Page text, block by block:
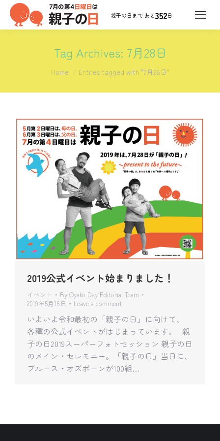
352日
Tag Archives: 7月28日
You are here:
Home Entries tagged with "7月28日"
2019公式イベント始まりました！
イベント By Oyako Day Editorial Team
2019年5月16日
Leave a comment
いよいよ令和最初の「親子の日」に向けて、
各種の公式イベントがはじまっています。 親
子の日2019スーパーフォトセッション 親子の日
のメイン・セレモニー。「親子の日」当日に、
ブルース・オズボーンが100組…